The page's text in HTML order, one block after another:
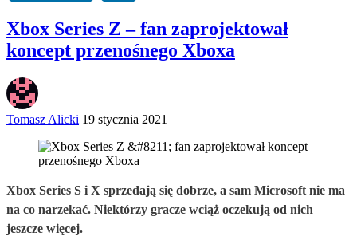
Xbox Series Z – fan zaprojektował
koncept przenośnego Xboxa
Tomasz Alicki 19 stycznia 2021
Xbox Series S i X sprzedają się dobrze, a sam Microsoft nie ma
na co narzekać. Niektórzy gracze wciąż oczekują od nich
jeszcze więcej.